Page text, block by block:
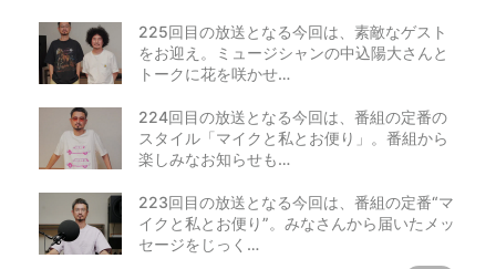
225回目の放送となる今回は、素敵なゲスト
をお迎え。ミュージシャンの中込陽大さんと
トークに花を咲かせ…
224回目の放送となる今回は、番組の定番の
スタイル「マイクと私とお便り」。番組から
楽しみなお知らせも…
223回目の放送となる今回は、番組の定番“マ
イクと私とお便り”。みなさんから届いたメッ
セージをじっく…